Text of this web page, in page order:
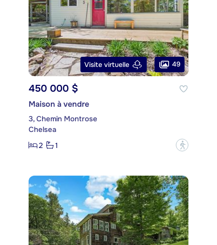
Visite virtuelle 49
450 000 $
Maison à vendre
3, Chemin Montrose
Chelsea
2
1 ?